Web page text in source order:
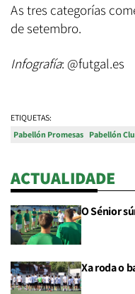
As tres categorías
de setembro.
Infografía: @futgal.es
ETIQUETAS:
Pabellón Promesas Pabellón
ACTUALIDADE
O Sénior
Xa roda o